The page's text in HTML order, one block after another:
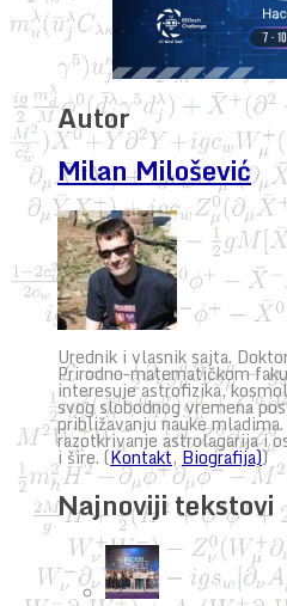
Autor
Milan Milošević
Urednik i vlasnik sajta.
Prirodno-matematičkom
interesuje astrofizika,
svog slobodnog vremena
približavanju nauke
razotkrivanje astrolagarija i
i šire. (Kontakt, Biografija))
Najnoviji tekstovi